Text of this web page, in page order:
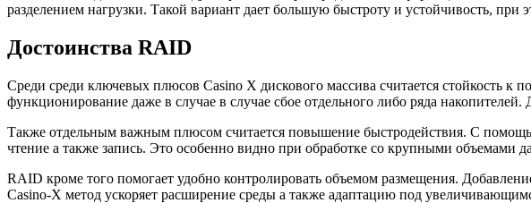
разделением нагрузки. Такой вариант дает большую быстроту и устойчивость, при
Достоинства RAID
Среди среди ключевых плюсов Casino X дискового массива считается стойкость
функционирование даже в случае в случае сбое отдельного либо ряда
Также отдельным важным плюсом считается повышение быстродействия. С
чтение а также запись. Это особенно видно при обработке со крупными
RAID кроме того помогает удобно контролировать объемом размещения.
Casino-X метод ускоряет расширение среды а также адаптацию под